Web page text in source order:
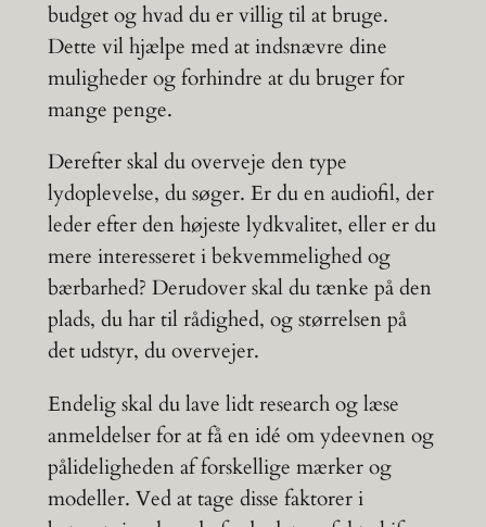
budget og hvad du er villig til at bruge.
Dette vil hjælpe med at indsnævre dine
muligheder og forhindre at du bruger for
mange penge.
Derefter skal du overveje den type
lydoplevelse, du søger. Er du en audiofil, der
leder efter den højeste lydkvalitet, eller er du
mere interesseret i bekvemmelighed og
bærbarhed? Derudover skal du tænke på den
plads, du har til rådighed, og størrelsen på
det udstyr, du overvejer.
Endelig skal du lave lidt research og læse
anmeldelser for at få en idé om ydeevnen og
pålideligheden af forskellige mærker og
modeller. Ved at tage disse faktorer i